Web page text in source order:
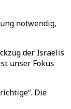
notwendig,
der Israelis
unser Fokus
Die